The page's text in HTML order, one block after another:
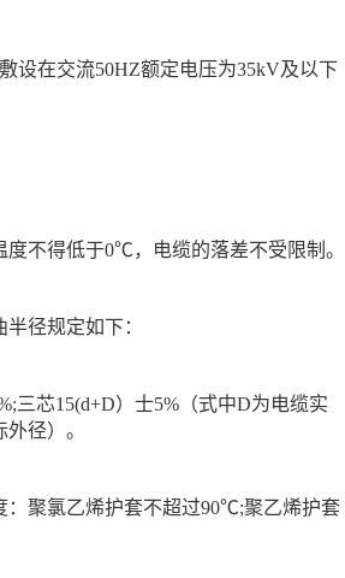
在交流50HZ额定电压为35kV及以下
不得低于0℃，电缆的落差不受限制。
径规定如下：
芯15(d+D）士5%（式中D为电缆实
径）。
聚氯乙烯护套不超过90℃;聚乙烯护套